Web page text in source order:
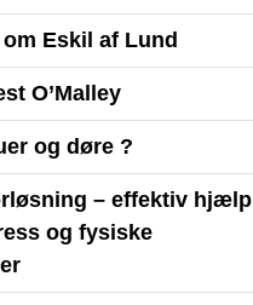
Eskil af Lund
O’Malley
og døre ?
– effektiv hjælp
og fysiske